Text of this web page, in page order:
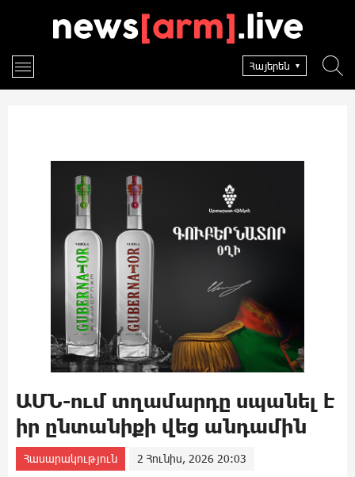
Հայերեն
ԱՄՆ-ում տղամարդը uպանել է
իր ընտանիքի վեց անդամին
Հասարակություն 2 Հունիս, 2026 20:03